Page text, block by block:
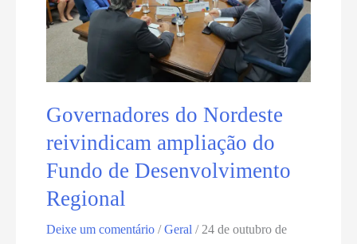
Ensino
Governadores do Nordeste
reivindicam ampliação do
Fundo de Desenvolvimento
Regional
Deixe um comentário /Geral / 24 de outubro de